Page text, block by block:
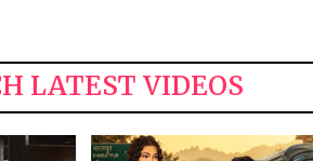
LATEST VIDEOS